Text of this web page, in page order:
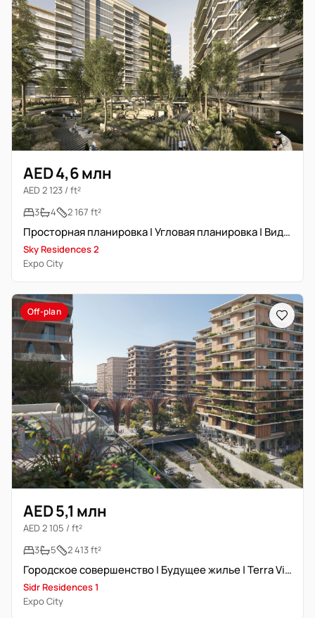
AED 4,6 млн
AED 2 123 / ft²
3
4 2 167 ft²
Просторная планировка | Угловая планировка | Вид на Wasl Dome
Sky Residences 2
Expo City
Off-plan
AED 5,1 млн
AED 2 105 / ft²
3
5 2 413 ft²
Городское совершенство | Будущее жилье | Terra View
Sidr Residences 1
Expo City